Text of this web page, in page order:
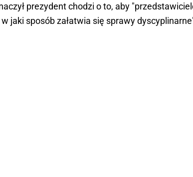
prezydent chodzi o to, aby
jaki sposób załatwia się sprawy